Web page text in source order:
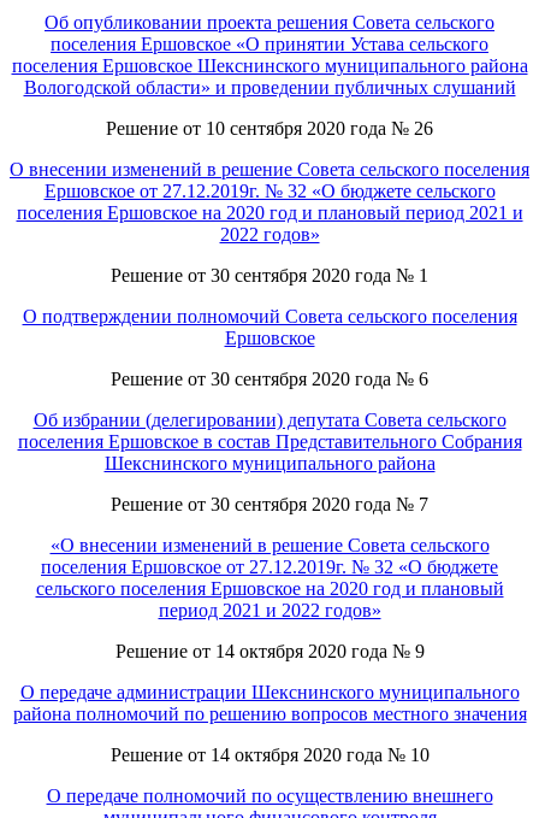
Об опубликовании проекта решения Совета сельского
поселения Ершовское «О принятии Устава сельского
поселения Ершовское Шекснинского муниципального района
Вологодской области» и проведении публичных слушаний
Решение от 10 сентября 2020 года № 26
О внесении изменений в решение Совета сельского поселения
Ершовское от 27.12.2019г. № 32 «О бюджете сельского
поселения Ершовское на 2020 год и плановый период 2021 и
2022 годов»
Решение от 30 сентября 2020 года № 1
О подтверждении полномочий Совета сельского поселения
Ершовское
Решение от 30 сентября 2020 года № 6
Об избрании (делегировании) депутата Совета сельского
поселения Ершовское в состав Представительного Собрания
Шекснинского муниципального района
Решение от 30 сентября 2020 года № 7
«О внесении изменений в решение Совета сельского
поселения Ершовское от 27.12.2019г. № 32 «О бюджете
сельского поселения Ершовское на 2020 год и плановый
период 2021 и 2022 годов»
Решение от 14 октября 2020 года № 9
О передаче администрации Шекснинского муниципального
района полномочий по решению вопросов местного значения
Решение от 14 октября 2020 года № 10
О передаче полномочий по осуществлению внешнего